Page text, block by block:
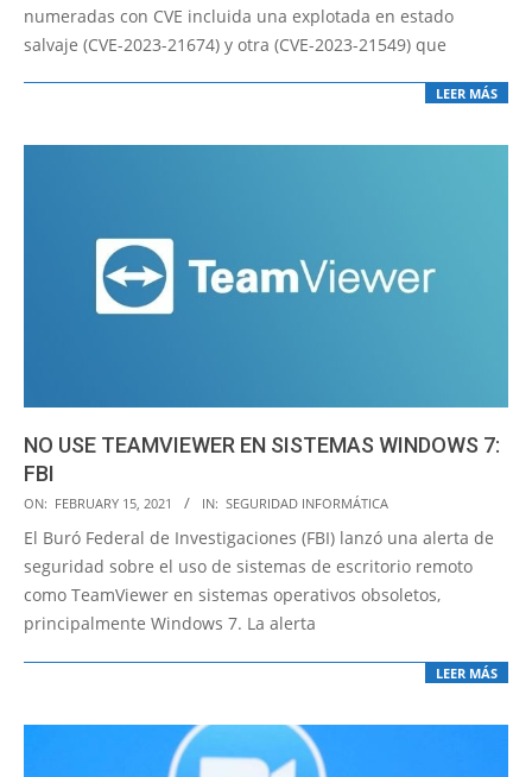
numeradas con CVE incluida una explotada en estado
salvaje (CVE-2023-21674) y otra (CVE-2023-21549) que
LEER MÁS
NO USE TEAMVIEWER EN SISTEMAS WINDOWS 7:
FBI
2021-
02-
15
ON: FEBRUARY 15, 2021 IN: SEGURIDAD INFORMÁTICA
El Buró Federal de Investigaciones (FBI) lanzó una alerta de
seguridad sobre el uso de sistemas de escritorio remoto
como TeamViewer en sistemas operativos obsoletos,
principalmente Windows 7. La alerta
LEER MÁS